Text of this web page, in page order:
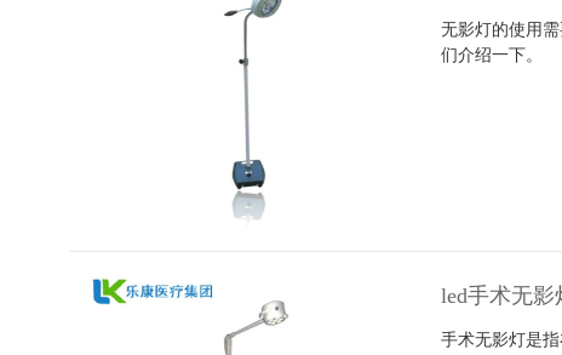
无影灯的使用
们介绍一下。
led手术无影
手术无影灯是